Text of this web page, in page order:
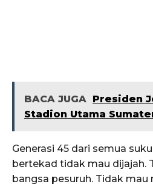
BACA JUGA Presiden
Stadion Utama
Generasi 45 dari semua
bertekad tidak mau dijajah.
bangsa pesuruh. Tidak mau